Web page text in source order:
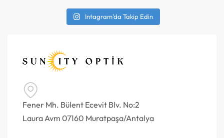
Intagram'da Takip Edin
Fener Mh. Bülent Ecevit Blv. No:2
Laura Avm 07160 Muratpaşa/Antalya